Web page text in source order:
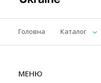
Головна Каталог